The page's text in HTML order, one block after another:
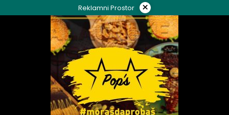
to
Reklamni Prostor ×